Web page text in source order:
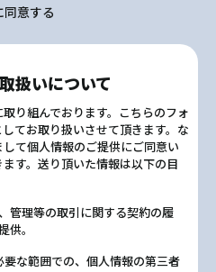
意する
扱いについて
り組んでおります。こちらのフォ
てお取り扱いさせて頂きます。な
て個人情報のご提供にご同意い
す。送り頂いた情報は以下の目
管理等の取引に関する契約の履
。
要な範囲での、個人情報の第三者